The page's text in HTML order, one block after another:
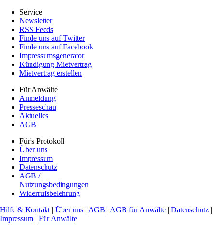
Service
Newsletter
RSS Feeds
Finde uns auf Twitter
Finde uns auf Facebook
Impressumsgenerator
Kündigung Mietvertrag
Mietvertrag erstellen
Für Anwälte
Anmeldung
Presseschau
Aktuelles
AGB
Für's Protokoll
Über uns
Impressum
Datenschutz
AGB /
Nutzungsbedingungen
Widerrufsbelehrung
Hilfe & Kontakt | Über uns | AGB | AGB für Anwälte | Datenschutz |
Impressum | Für Anwälte